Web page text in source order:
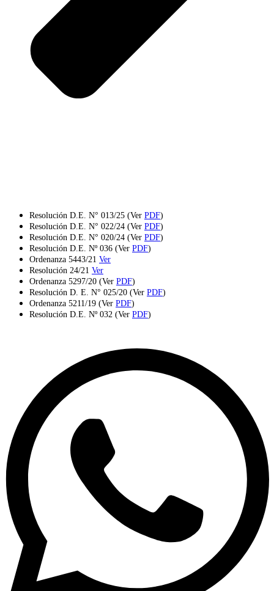
Resolución D.E. N° 013/25 (Ver PDF)
Resolución D.E. N° 022/24 (Ver PDF)
Resolución D.E. N° 020/24 (Ver PDF)
Resolución D.E. Nº 036 (Ver PDF)
Ordenanza 5443/21 Ver
Resolución 24/21 Ver
Ordenanza 5297/20 (Ver PDF)
Resolución D. E. N° 025/20 (Ver PDF)
Ordenanza 5211/19 (Ver PDF)
Resolución D.E. Nº 032 (Ver PDF)